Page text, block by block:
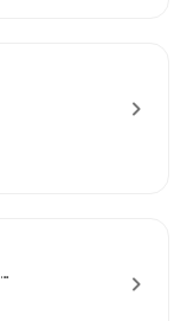
chevron_right
chevron_right